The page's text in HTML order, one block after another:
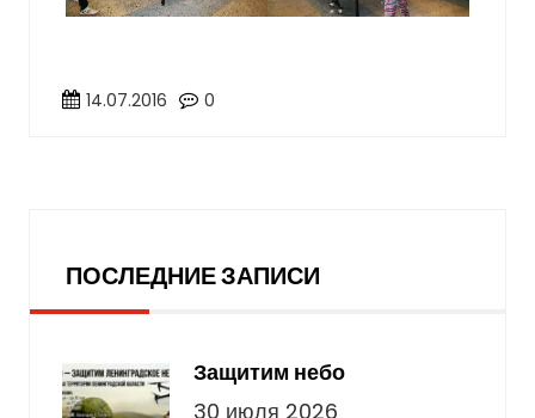
14.07.2016 0
ПОСЛЕДНИЕ ЗАПИСИ
Защитим небо
30 июля 2026